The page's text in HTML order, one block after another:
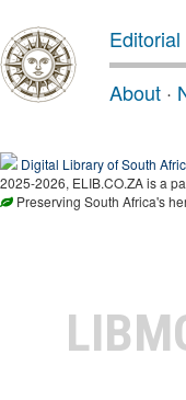
About ·
Digital Library of South
2025-2026, ELIB.CO.ZA is a
Preserving South Africa's